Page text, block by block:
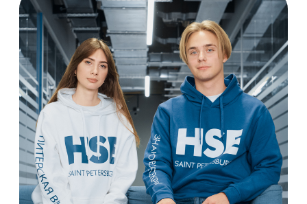
Если десять лет назад экономистов еще можно
было считать гуманитариями, то сегодня
бизнесу нужны сотрудники с сильными
техническими навыками (hard skills). И в
образовании, которое им требуется, ключевую
роль играют математика и информатика.
Следуя этому тренду, Школа экономики и
менеджмента НИУ ВШЭ – Санкт-Петербург в
2024 году запустила три новых бакалавриата.